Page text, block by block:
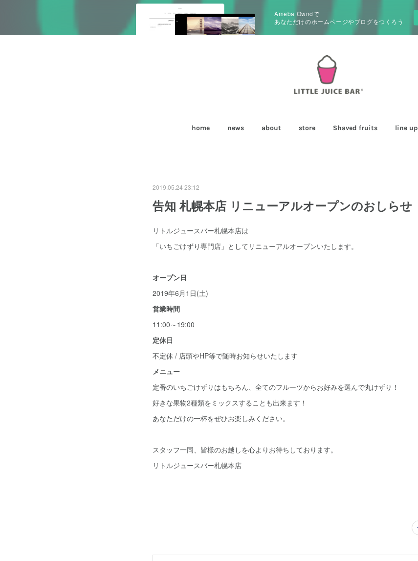
Ameba Owndで
あなただけのホームページやブログをつくろう
home news about store Shaved fruits line up
2019.05.24 23:12
告知 札幌本店 リニューアルオープンのおしらせ
リトルジュースバー札幌本店は
「いちごけずり専門店」としてリニューアルオープンいたします。
オープン日
2019年6月1日(土)
営業時間
11:00～19:00
定休日
不定休 / 店頭やHP等で随時お知らせいたします
メニュー
定番のいちごけずりはもちろん、全てのフルーツからお好みを選んで丸けずり！
好きな果物2種類をミックスすることも出来ます！
あなただけの一杯をぜひお楽しみください。
スタッフ一同、皆様のお越しを心よりお待ちしております。
リトルジュースバー札幌本店